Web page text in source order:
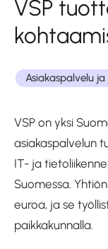
VSP
Asiakaspalvelu
VSP on yksi
asiakaspalvelun
IT- ja
Suomessa.
euroa, ja se
paikkakunnalla.